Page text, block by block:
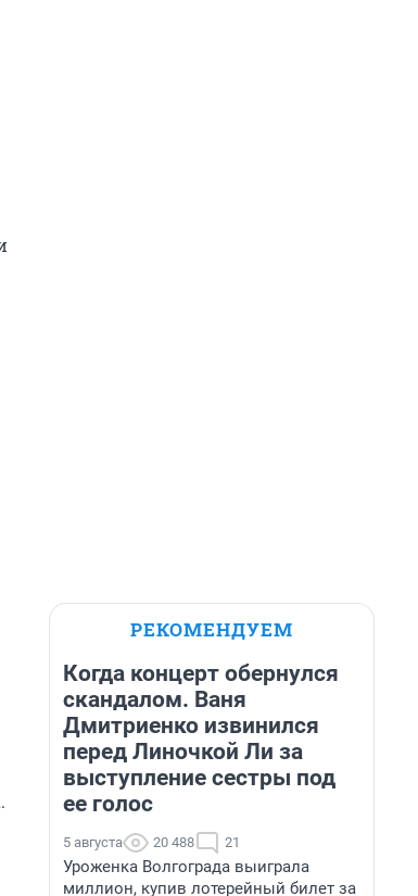
РЕКОМЕНДУЕМ
Когда концерт обернулся
скандалом. Ваня
Дмитриенко извинился
перед Линочкой Ли за
выступление сестры под
ее голос
5 августа 20 488 21
Уроженка Волгограда выиграла
миллион, купив лотерейный билет за